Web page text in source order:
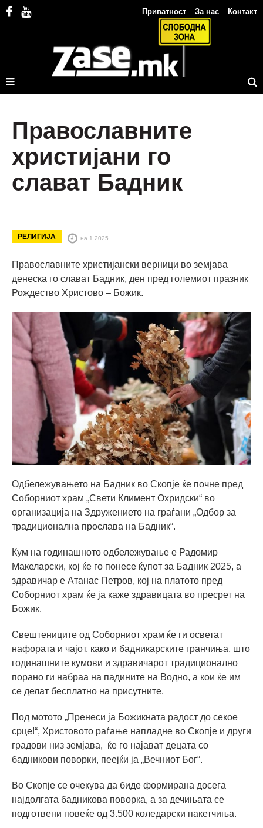
Приватност За нас Контакт
Православните
христијани го
слават Бадник
РЕЛИГИЈА на 1.2025
Православните христијански верници во земјава
денеска го слават Бадник, ден пред големиот празник
Рождество Христово – Божик.
Одбележувањето на Бадник во Скопје ќе почне пред
Соборниот храм „Свети Климент Охридски“ во
организација на Здружението на граѓани „Одбор за
традиционална прослава на Бадник“.
Кум на годинашното одбележување е Радомир
Макеларски, кој ќе го понесе ќупот за Бадник 2025, а
здравичар е Атанас Петров, кој на платото пред
Соборниот храм ќе ја каже здравицата во пресрет на
Божик.
Свештениците од Соборниот храм ќе ги осветат
нафората и чајот, како и бадникарските гранчиња, што
годинашните кумови и здравичарот традиционално
порано ги набраа на падините на Водно, а кои ќе им
се делат бесплатно на присутните.
Под мотото „Пренеси ја Божикната радост до секое
срце!“, Христовото раѓање напладне во Скопје и други
градови низ земјава, ќе го најават децата со
бадникови поворки, пеејќи ја „Вечниот Бог“.
Во Скопје се очекува да биде формирана досега
најдолгата бадникова поворка, а за дечињата се
подготвени повеќе од 3.500 коледарски пакетчиња.